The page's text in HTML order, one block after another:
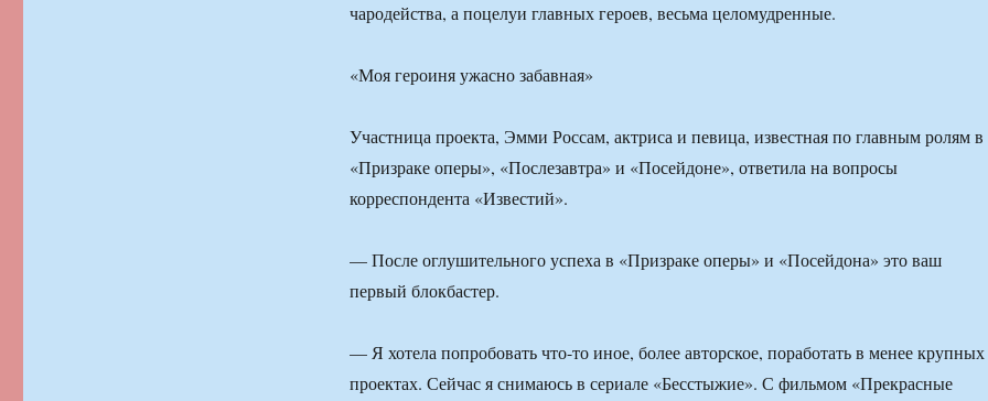
чародейства, а поцелуи главных героев, весьма целомудренные.
«Моя героиня ужасно забавная»
Участница проекта, Эмми Россам, актриса и певица, известная по главным ролям в
«Призраке оперы», «Послезавтра» и «Посейдоне», ответила на вопросы
корреспондента «Известий».
— После оглушительного успеха в «Призраке оперы» и «Посейдона» это ваш
первый блокбастер.
— Я хотела попробовать что-то иное, более авторское, поработать в менее крупных
проектах. Сейчас я снимаюсь в сериале «Бесстыжие». С фильмом «Прекрасные